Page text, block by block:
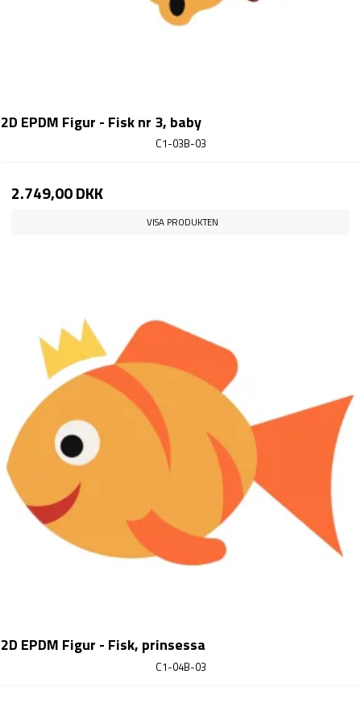
2D EPDM Figur - Fisk nr 3, baby
C1-03B-03
2.749,00 DKK
VISA PRODUKTEN
2D EPDM Figur - Fisk, prinsessa
C1-04B-03